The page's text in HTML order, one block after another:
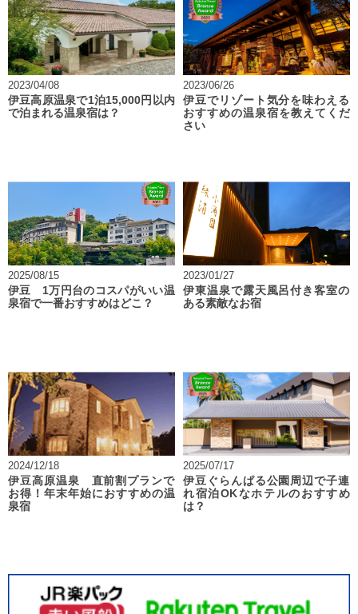
2023/04/08
伊豆高原温泉で1泊15,000円以内
で泊まれる温泉宿は？
2023/06/26
伊豆でリゾート気分を味わえる
おすすめの温泉宿を教えてくだ
さい
2025/08/15
伊豆 1万円台のコスパがいい温
泉宿で一番おすすめはどこ？
2023/01/27
伊東温泉で露天風呂付き客室の
ある素敵なお宿
2024/12/18
伊豆高原温泉 直前割プランで
お得！年末年始におすすめの温
泉宿
2025/07/17
伊豆ぐらんぱる公園周辺で子連
れ宿泊OKなホテルのおすすめ
は？